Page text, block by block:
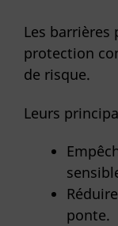
Les
protection
de risque.
Leurs
ponte.